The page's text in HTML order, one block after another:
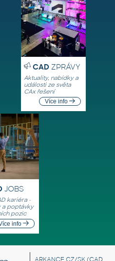
CADZPRÁVY
Aktuality, nabídky a
události ze světa
CAx řešení
Více info
JOBS
kariéra -
a poptávky
pozic
info